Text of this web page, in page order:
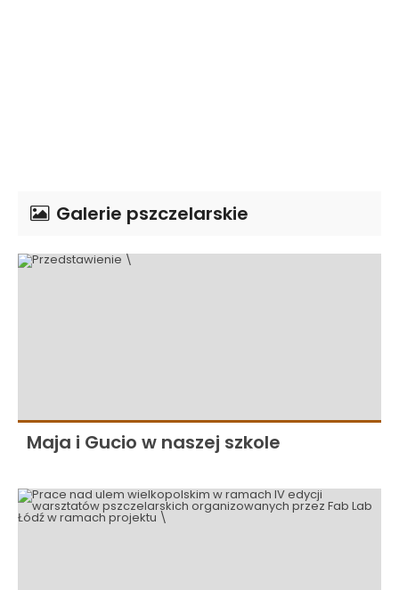
Galerie pszczelarskie
Maja i Gucio w naszej szkole